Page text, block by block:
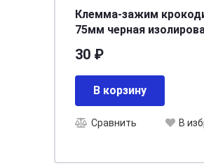
Клемма-зажим
75мм черная
30 ₽
В корзину
Сравнить В